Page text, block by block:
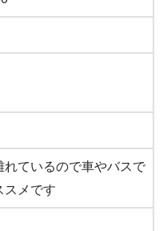
れているので車やバスで
スメです